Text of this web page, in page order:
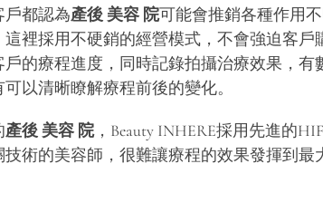
戶都認為產後 美容 院可能會推銷各種作用
裡採用不硬銷的經營模式，不會強迫客
的療程進度，同時記錄拍攝治療效果，有
以清晰瞭解療程前後的變化。
產後 美容 院，Beauty INHERE採用先進的
技術的美容師，很難讓療程的效果發揮到